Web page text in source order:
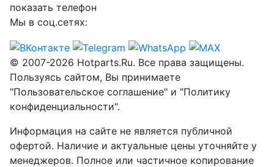
показать телефон
Мы в соц.сетях:
© 2007-2026 Hotparts.Ru. Все права защищены.
Пользуясь сайтом, Вы принимаете
"Пользовательское соглашение" и "Политику
конфиденциальности".
Информация на сайте не является публичной
офертой. Наличие и актуальные цены уточняйте у
менеджеров. Полное или частичное копирование